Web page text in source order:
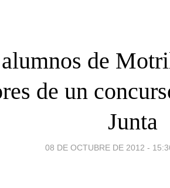
de
de un
Junta
08 DE OCTUBRE DE 2012 -